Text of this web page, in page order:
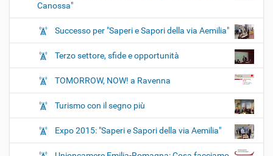
Canossa"
Successo per "Saperi e Sapori della via Aemilia"
Terzo settore, sfide e opportunità
TOMORROW, NOW! a Ravenna
Turismo con il segno più
Expo 2015: "Saperi e Sapori della via Aemilia"